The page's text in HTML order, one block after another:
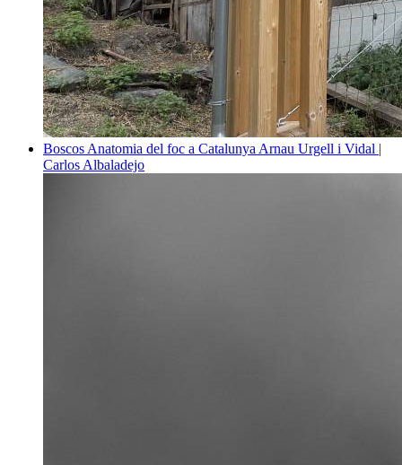
Boscos Anatomia del foc a Catalunya Arnau Urgell i Vidal |
Carlos Albaladejo